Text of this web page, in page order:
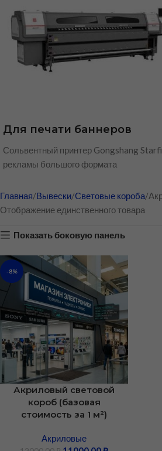
Для печати баннеров
Сольвентный принтер Gongshang
рекламы большого формата
Главная Вывески Световые короба
Отображение единственного товара
Показать боковую панель
-8%
Акриловый световой
короб (базовая
стоимость за 1 м²)
Акриловые